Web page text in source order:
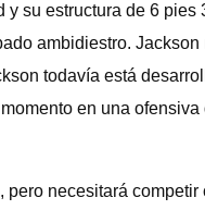
su estructura de 6 pies
ambidiestro.
todavía está
en una
necesitará